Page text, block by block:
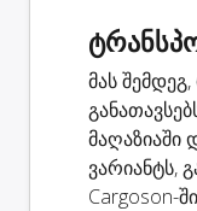
მას
მაღაზიაში
ვარიანტს,
Cargoson-